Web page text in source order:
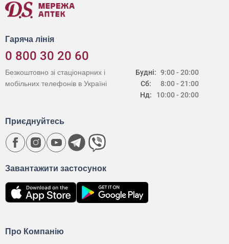
Гаряча лінія
0 800 30 20 60
Будні:
Сб:
Нд:
9:00 - 20:00
8:00 - 21:00
10:00 - 20:00
Безкоштовно зі стаціонарних і
мобільних телефонів в Україні
Про Компанію
Завантажити застосунок
Приєднуйтесь